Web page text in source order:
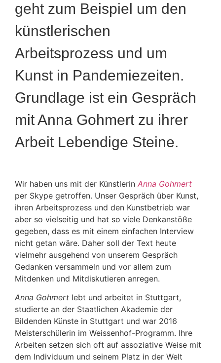
geht zum Beispiel um den
künstlerischen
Arbeitsprozess und um
Kunst in Pandemiezeiten.
Grundlage ist ein Gespräch
mit Anna Gohmert zu ihrer
Arbeit Lebendige Steine.
Wir haben uns mit der Künstlerin Anna Gohmert
per Skype getroffen. Unser Gespräch über Kunst,
ihren Arbeitsprozess und den Kunstbetrieb war
aber so vielseitig und hat so viele Denkanstöße
gegeben, dass es mit einem einfachen Interview
nicht getan wäre. Daher soll der Text heute
vielmehr ausgehend von unserem Gespräch
Gedanken versammeln und vor allem zum
Mitdenken und Mitdiskutieren anregen.
Anna Gohmert lebt und arbeitet in Stuttgart,
studierte an der Staatlichen Akademie der
Bildenden Künste in Stuttgart und war 2016
Meisterschülerin im Weissenhof-Programm. Ihre
Arbeiten setzen sich oft auf assoziative Weise mit
dem Individuum und seinem Platz in der Welt